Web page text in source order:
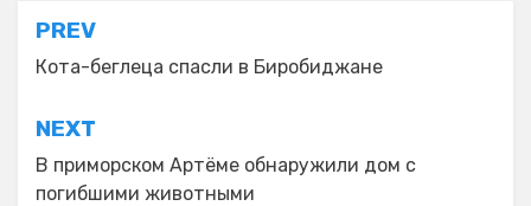
Навигация
по
записям
PREV
Кота-беглеца спасли в Биробиджане
NEXT
В приморском Артёме обнаружили дом с
погибшими животными